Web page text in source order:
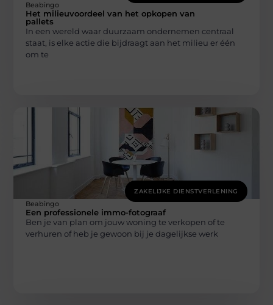
Beabingo
Het milieuvoordeel van het opkopen van
pallets
In een wereld waar duurzaam ondernemen centraal
staat, is elke actie die bijdraagt aan het milieu er één
om te
ZAKELIJKE DIENSTVERLENING
Beabingo
Een professionele immo-fotograaf
Ben je van plan om jouw woning te verkopen of te
verhuren of heb je gewoon bij je dagelijkse werk